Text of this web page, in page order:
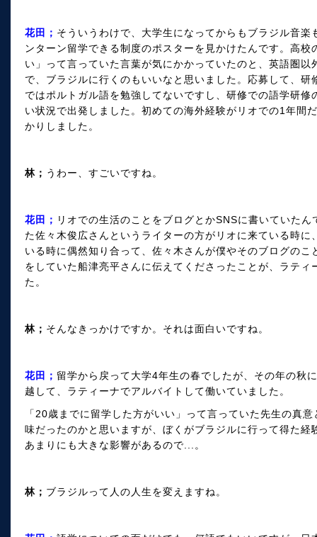
花田； そういうわけで、大学生になってからもブラジル音
ンターン留学できる制度のポスターを見かけたんです。高
い」って言っていた言葉が気にかかっていたのと、英語圏
で、ブラジルに行くのもいいなと思いました。応募して、
ではポルトガル語を勉強してないですし、研修での語学研
い状況で出発しました。初めての海外経験がリオでの1年間
かりしました。
林； うわー、すごいですね。
花田； リオでの生活のことをブログとかSNSに書いていた
た佐々木俊広さんというライターの方がリオに来ている時
いる時に偶然知り合って、佐々木さんが僕やそのブログの
をしていた船津亮平さんに伝えてくださったことが、ラテ
た。
林； そんなきっかけですか。それは面白いですね。
花田； 留学から戻って大学4年生の春でしたが、その年の秋
越して、ラティーナでアルバイトして働いていました。
「20歳までに留学した方がいい」って言っていた先生の真
味だったのかと思いますが、ぼくがブラジルに行って得た
あまりにも大きな影響があるので...。
林； ブラジルって人の人生を変えますね。